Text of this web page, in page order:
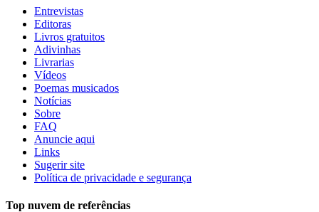
Entrevistas
Editoras
Livros gratuitos
Adivinhas
Livrarias
Vídeos
Poemas musicados
Notícias
Sobre
FAQ
Anuncie aqui
Links
Sugerir site
Política de privacidade e segurança
Top nuvem de referências